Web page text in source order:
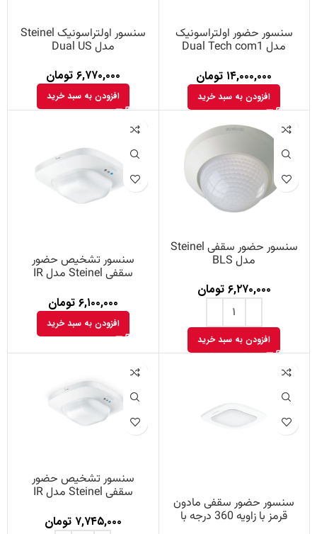
سنسور حضور اولتراسونیک
مدل Dual Tech com1
۱۴,۰۰۰,۰۰۰ تومان
افزودن به سبد خرید
سنسور اولتراسونیک Steinel
مدل Dual US
۶,۷۷۰,۰۰۰ تومان
افزودن به سبد خرید
سنسور حضور سقفی Steinel
مدل BLS
۶,۲۷۰,۰۰۰ تومان
افزودن به سبد خرید
سنسور تشخیص حضور
سقفی Steinel مدل IR
۶,۱۰۰,۰۰۰ تومان
افزودن به سبد خرید
سنسور حضور سقفی مادون
قرمز با زاویه 360 درجه با
سنسور تشخیص حضور
سقفی Steinel مدل IR
۷,۷۴۵,۰۰۰ تومان